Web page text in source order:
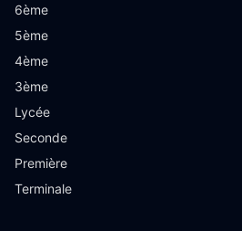
6ème
5ème
4ème
3ème
Lycée
Seconde
Première
Terminale